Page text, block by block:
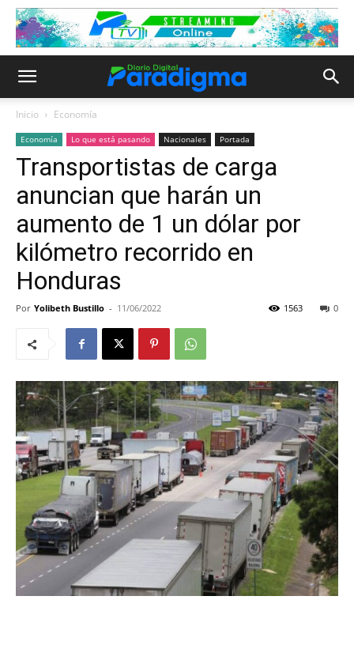
Inicio Economía
Economía Lo que está pasando Nacionales Portada
Transportistas de carga
anuncian que harán un
aumento de 1 un dólar por
kilómetro recorrido en
Honduras
Por Yolibeth Bustillo - 11/06/2022 0
1563